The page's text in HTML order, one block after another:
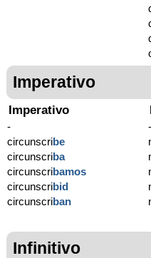
Imperativo
Imperativo
-
circunscribe
circunscriba
circunscribamos
circunscribid
circunscriban
-
Infinitivo